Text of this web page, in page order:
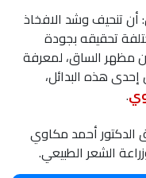
أن تنحيف وشد الافخاذ
تحقيقه بجودة
مظهر الساق، لمعرفة
إحدى هذه البدائل،
.
أحمد مكاوي
الشعر الطبيعي.